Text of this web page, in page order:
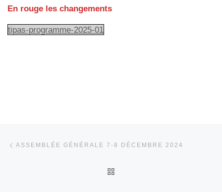
En rouge les changements
tipas-programme-2025-01
ASSEMBLÉE GÉNÉRALE 7-8 DÉCEMBRE 2024